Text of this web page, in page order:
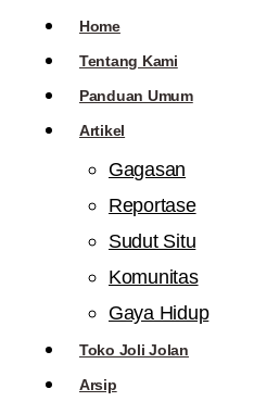
Home
Tentang Kami
Panduan Umum
Artikel
Gagasan
Reportase
Sudut Situ
Komunitas
Gaya Hidup
Toko Joli Jolan
Arsip